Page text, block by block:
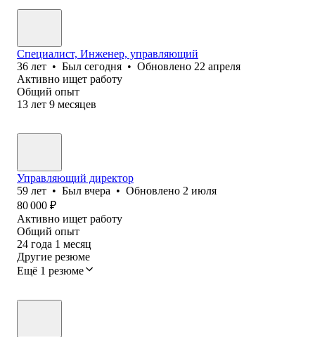
Специалист, Инженер, управляющий
36 лет • Был сегодня • Обновлено 22 апреля
Активно ищет работу
Общий опыт
13 лет 9 месяцев
Управляющий директор
59 лет • Был вчера • Обновлено 2 июля
80 000 ₽
Активно ищет работу
Общий опыт
24 года 1 месяц
Другие резюме
Ещё 1 резюме